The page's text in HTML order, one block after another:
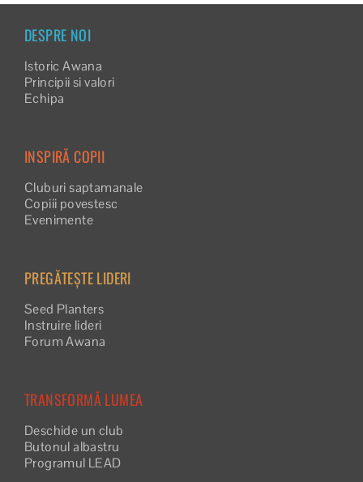
DESPRE NOI
Istoric Awana
Principii si valori
Echipa
INSPIRĂ COPII
Cluburi saptamanale
Copiii povestesc
Evenimente
PREGĂTEȘTE LIDERI
Seed Planters
Instruire lideri
Forum Awana
TRANSFORMĂ LUMEA
Deschide un club
Butonul albastru
Programul LEAD